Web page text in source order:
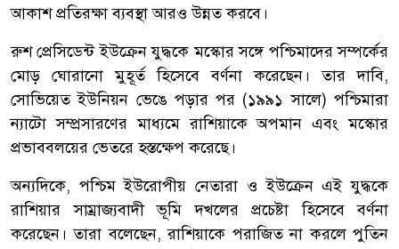
আকাশ প্রতিরক্ষা ব্যবস্থা আরও উন্নত করবে।
রুশ প্রেসিডেন্ট ইউক্রেন যুদ্ধকে মস্কোর সঙ্গে পশ্চিমাদের সম্পর্কের
মোড় ঘোরানো মুহূর্ত হিসেবে বর্ণনা করেছেন। তার দাবি,
সোভিয়েত ইউনিয়ন ভেঙে পড়ার পর (১৯৯১ সালে) পশ্চিমারা
ন্যাটো সম্প্রসারণের মাধ্যমে রাশিয়াকে অপমান এবং মস্কোর
প্রভাববলয়ের ভেতরে হস্তক্ষেপ করেছে।
অন্যদিকে, পশ্চিম ইউরোপীয় নেতারা ও ইউক্রেন এই যুদ্ধকে
রাশিয়ার সাম্রাজ্যবাদী ভূমি দখলের প্রচেষ্টা হিসেবে বর্ণনা
করেছেন। তারা বলেছেন, রাশিয়াকে পরাজিত না করলে পুতিন